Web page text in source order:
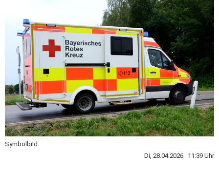
Symbolbild.
Di, 28.04.2026 11:39 Uhr